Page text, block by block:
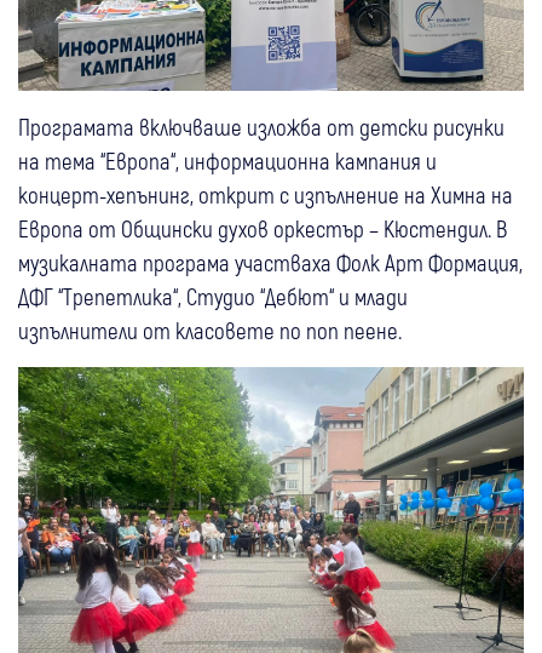
Програмата включваше изложба от детски рисунки
на тема “Европа“, информационна кампания и
концерт-хепънинг, открит с изпълнение на Химна на
Европа от Общински духов оркестър – Кюстендил. В
музикалната програма участваха Фолк Арт Формация,
ДФГ “Трепетлика“, Студио “Дебют“ и млади
изпълнители от класовете по поп пеене.